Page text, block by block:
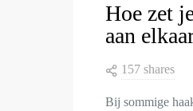
Hoe zet
aan
157 shares
Bij sommige